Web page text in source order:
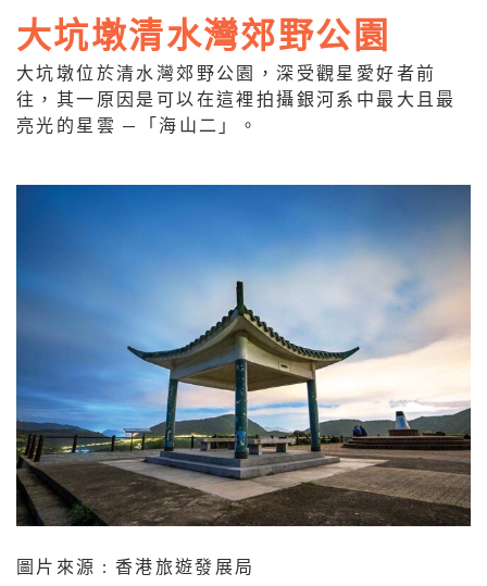
大坑墩清水灣郊野公園
大坑墩位於清水灣郊野公園，深受觀星愛好者前
往，其一原因是可以在這裡拍攝銀河系中最大且最
亮光的星雲 —「海山二」。
圖片來源 : 香港旅遊發展局